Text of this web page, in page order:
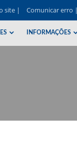
site | Comunicar erro |
INFORMAÇÕES